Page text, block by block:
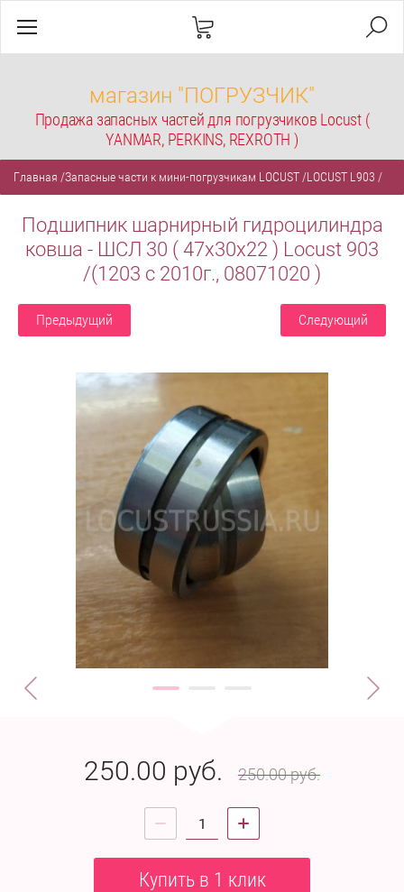
магазин "ПОГРУЗЧИК"
Продажа запасных частей для погрузчиков Locust (
YANMAR, PERKINS, REXROTH )
Главная /Запасные части к мини-погрузчикам LOCUST /LOCUST L903 /
Подшипник шарнирный гидроцилиндра
ковша - ШСЛ 30 ( 47х30х22 ) Locust 903
/(1203 с 2010г., 08071020 )
Предыдущий Следующий
250.00 руб. 250.00руб.
Купить в 1 клик